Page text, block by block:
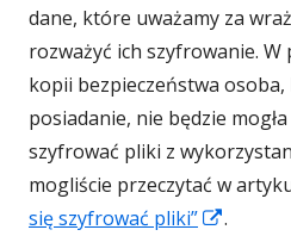
się
w
nowym
oknie
dane, które uważamy za
rozważyć ich szyfrowanie.
kopii bezpieczeństwa
posiadanie, nie będzie
szyfrować pliki z
mogliście przeczytać w
się szyfrować pliki”
Strona
.